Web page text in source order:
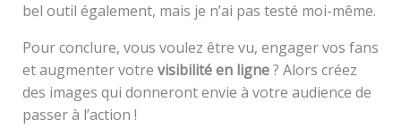
bel outil également, mais je n’ai pas testé moi-même.
Pour conclure, vous voulez être vu, engager vos fans
et augmenter votre visibilitéen ligne? Alors créez
des images qui donneront envie à votre audience de
passer à l’action !